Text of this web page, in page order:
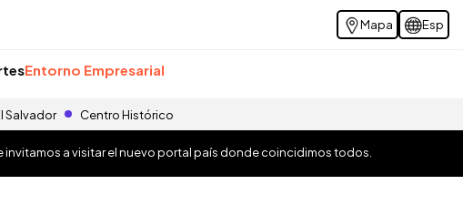
Mapa Esp
Entorno Empresarial
Salvador Centro Histórico
invitamos a visitar el nuevo portal país donde coincidimos todos.